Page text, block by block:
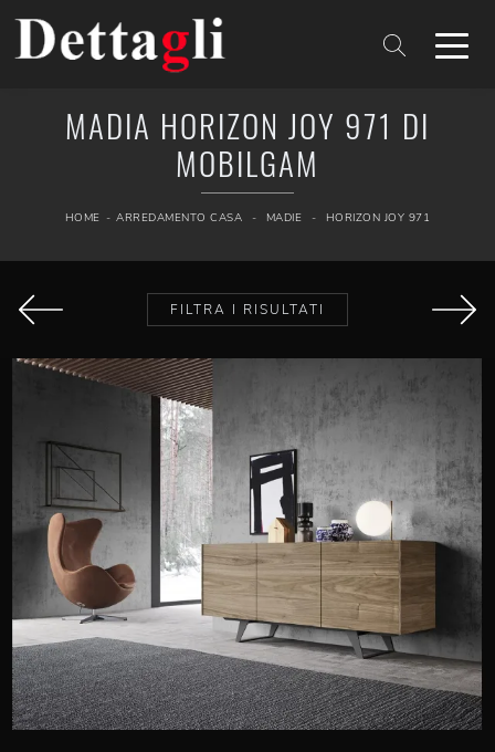
MADIA HORIZON JOY 971 DI
MOBILGAM
HOME - ARREDAMENTO CASA - MADIE - HORIZON JOY 971
FILTRA I RISULTATI